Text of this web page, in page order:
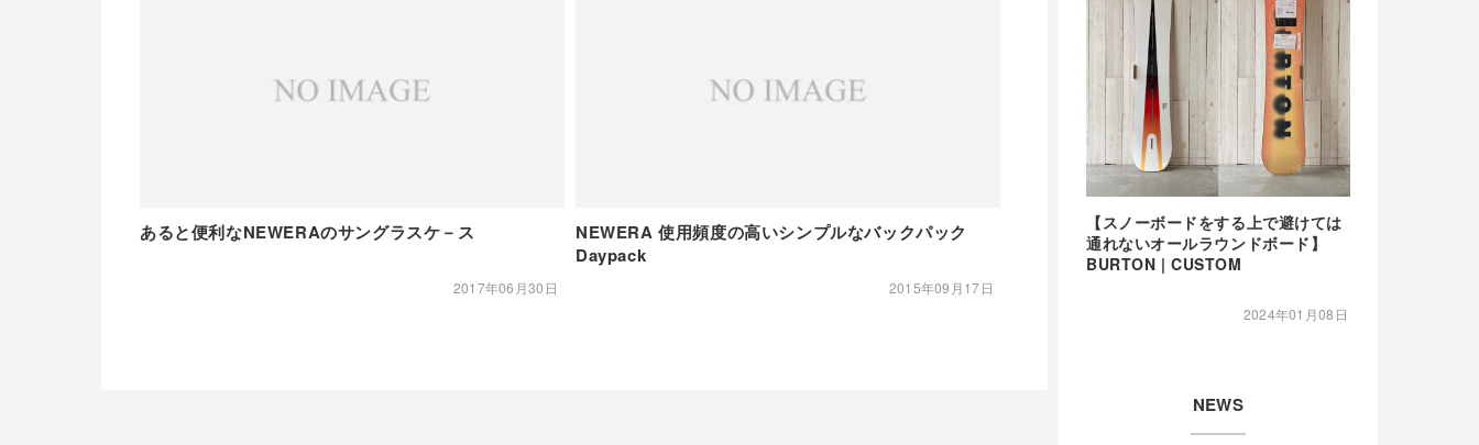
あると便利なNEWERAのサングラスケ－ス
2017年06月30日
NEWERA 使用頻度の高いシンプルなバックパック
Daypack
2015年09月17日
【スノーボードをする上で避けては
通れないオールラウンドボード】
BURTON | CUSTOM
2024年01月08日
NEWS